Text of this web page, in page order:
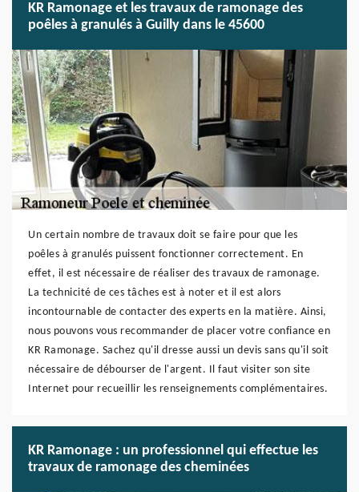
KR Ramonage et les travaux de ramonage des
poêles à granulés à Guilly dans le 45600
Un certain nombre de travaux doit se faire pour que les
poêles à granulés puissent fonctionner correctement. En
effet, il est nécessaire de réaliser des travaux de ramonage.
La technicité de ces tâches est à noter et il est alors
incontournable de contacter des experts en la matière. Ainsi,
nous pouvons vous recommander de placer votre confiance en
KR Ramonage. Sachez qu'il dresse aussi un devis sans qu'il soit
nécessaire de débourser de l'argent. Il faut visiter son site
Internet pour recueillir les renseignements complémentaires.
KR Ramonage : un professionnel qui effectue les
travaux de ramonage des cheminées